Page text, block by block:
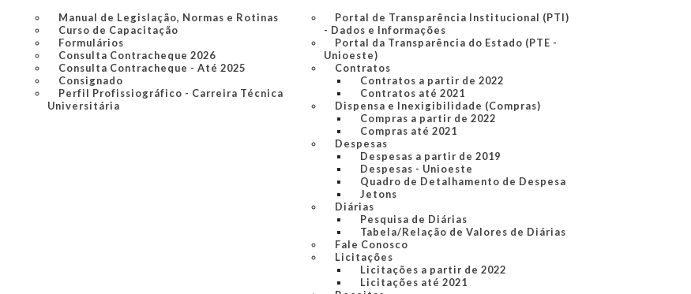
Manual de Legislação, Normas e Rotinas
Curso de Capacitação
Formulários
Consulta Contracheque 2026
Consulta Contracheque - Até 2025
Consignado
Perfil Profissiográfico - Carreira Técnica
Universitária
Portal de Transparência Institucional (PTI)
- Dados e Informações
Portal da Transparência do Estado (PTE -
Unioeste)
Contratos
Contratos a partir de 2022
Contratos até 2021
Dispensa e Inexigibilidade (Compras)
Compras a partir de 2022
Compras até 2021
Despesas
Despesas a partir de 2019
Despesas - Unioeste
Quadro de Detalhamento de Despesa
Jetons
Diárias
Pesquisa de Diárias
Tabela/Relação de Valores de Diárias
Fale Conosco
Licitações
Licitações a partir de 2022
Licitações até 2021